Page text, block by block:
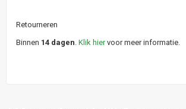
Retourneren
Binnen 14 dagen. Klik hiervoor meer informatie.